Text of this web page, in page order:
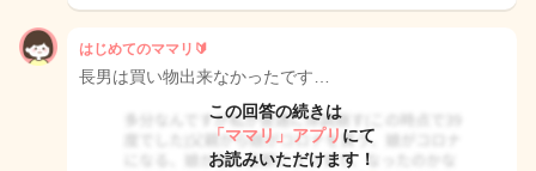
はじめてのママリ🔰
長男は買い物出来なかったです…
この回答の続きは
「ママリ」アプリ にて
お読みいただけます！